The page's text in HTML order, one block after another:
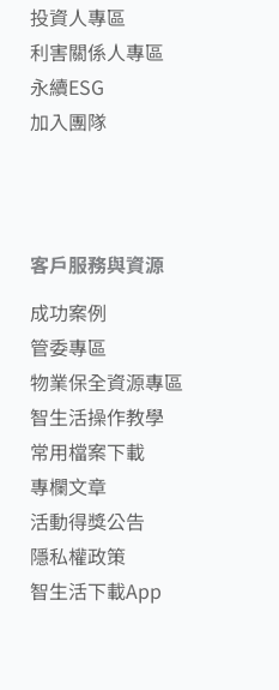
投資人專區
利害關係人專區
永續ESG
加入團隊
客戶服務與資源
成功案例
管委專區
物業保全資源專區
智生活操作教學
常用檔案下載
專欄文章
活動得獎公告
隱私權政策
智生活下載App